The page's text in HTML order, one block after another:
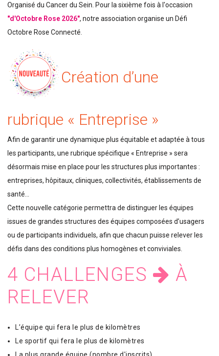
Organisé du Cancer du Sein. Pour la sixième fois à l'occasion
"d'Octobre Rose 2026", notre association organise un Défi
Octobre Rose Connecté.
Création d’une
rubrique « Entreprise »
Afin de garantir une dynamique plus équitable et adaptée à tous
les participants, une rubrique spécifique « Entreprise » sera
désormais mise en place pour les structures plus importantes :
entreprises, hôpitaux, cliniques, collectivités, établissements de
santé...
Cette nouvelle catégorie permettra de distinguer les équipes
issues de grandes structures des équipes composées d’usagers
ou de participants individuels, afin que chacun puisse relever les
défis dans des conditions plus homogènes et conviviales.
4 CHALLENGES
À
RELEVER
L’équipe qui fera le plus de kilomètres
Le sportif qui fera le plus de kilomètres